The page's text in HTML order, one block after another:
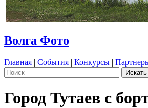
Волга Фото
Главная | События | Конкурсы |
Город Тутаев с